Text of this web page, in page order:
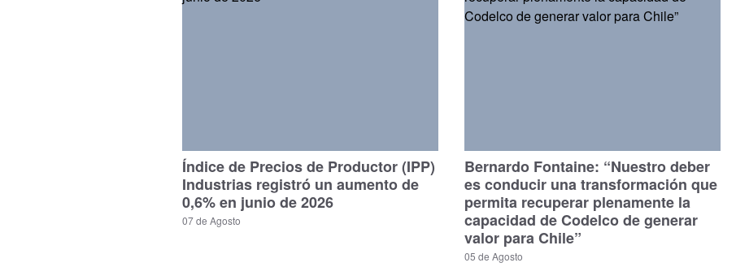
Índice de Precios de Productor (IPP)
Industrias registró un aumento de
0,6% en junio de 2026
07 de Agosto
Bernardo Fontaine: “Nuestro deber
es conducir una transformación que
permita recuperar plenamente la
capacidad de Codelco de generar
valor para Chile”
05 de Agosto